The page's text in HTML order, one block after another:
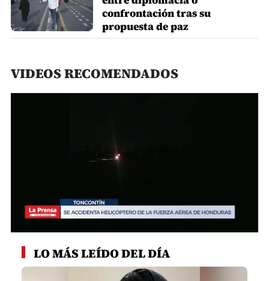
confrontación tras su
propuesta de paz
VIDEOS RECOMENDADOS
secondsLO MÁS LEÍDO DEL DÍA